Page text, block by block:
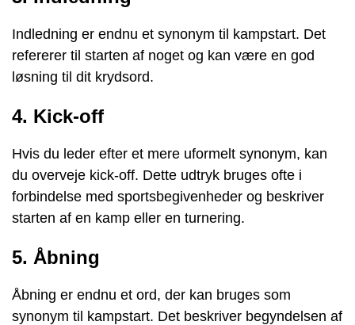
Indledning er endnu et synonym til kampstart. Det
refererer til starten af noget og kan være en god
løsning til dit krydsord.
4. Kick-off
Hvis du leder efter et mere uformelt synonym, kan
du overveje kick-off. Dette udtryk bruges ofte i
forbindelse med sportsbegivenheder og beskriver
starten af en kamp eller en turnering.
5. Åbning
Åbning er endnu et ord, der kan bruges som
synonym til kampstart. Det beskriver begyndelsen af